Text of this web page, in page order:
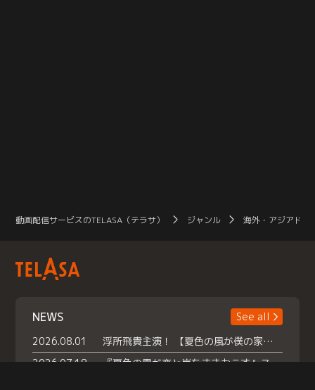
動画配信サービスのTELASA（テラサ） ジャンル 海外・アジアドラ
NEWS
See all
2026.08.01
浮所飛貴主演！ 【夏色の風が僕の家にやってきた】 本日よりテラサで独占配信スタート！
2026.07.18
『夏色の雲が恋と嵐をまきおこす』スペシャルメイキング 【Part1】2026年７月18日（土）23時30分～配信スタート！話題のシーンの裏側を大公開！豪華キャスト大集合！ 『武宮家 真夏の家族会議』開催！